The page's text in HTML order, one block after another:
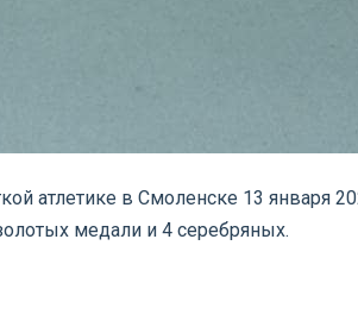
атлетике в Смоленске 13 января
медали и 4 серебряных.